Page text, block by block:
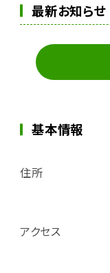
最新お知らせ
基本情報
住所
アクセス